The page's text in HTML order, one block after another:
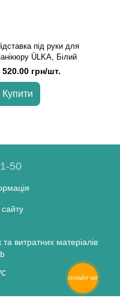
під руки для
ÜLKA, Білий
520.00 грн/шт.
Купити
50
витратних матеріалів
ОНЛАЙН ЧАТ